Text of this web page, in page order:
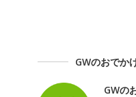
GWのおでか
GWの